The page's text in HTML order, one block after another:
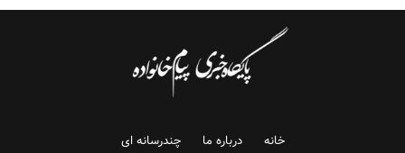
خانه درباره ما چندرسانه ای